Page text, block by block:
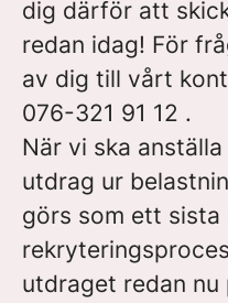
dig därför att
redan idag! För
av dig till vårt
076-321 91 12 .
När vi ska
utdrag ur
görs som ett sista
utdraget redan nu